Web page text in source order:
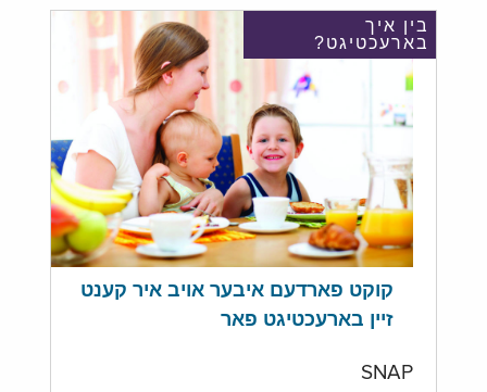
בין איך
בארעכטיגט?
קוקט פארדעם איבער אויב איר קענט
זיין בארעכטיגט פאר
SNAP